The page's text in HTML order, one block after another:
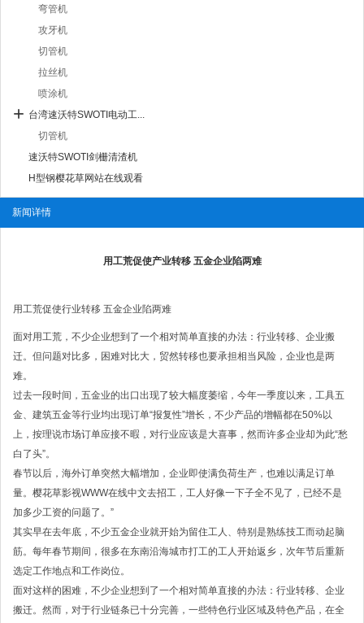
弯管机
攻牙机
切管机
拉丝机
喷涂机
台湾速沃特SWOTI电动工...
切管机
速沃特SWOTI剑栅清渣机
H型钢樱花草网站在线观看
新闻详情
用工荒促使产业转移 五金企业陷两难
用工荒促使行业转移 五金企业陷两难
面对用工荒，不少企业想到了一个相对简单直接的办法：行业转移、企业搬
迁。但问题对比多，困难对比大，贸然转移也要承担相当风险，企业也是两
难。
过去一段时间，五金业的出口出现了较大幅度萎缩，今年一季度以来，工具五
金、建筑五金等行业均出现订单“报复性”增长，不少产品的增幅都在50%以
上，按理说市场订单应接不暇，对行业应该是大喜事，然而许多企业却为此“愁
白了头”。
春节以后，海外订单突然大幅增加，企业即使满负荷生产，也难以满足订单
量。樱花草影视WWW在线中文去招工，工人好像一下子全不见了，已经不是
加多少工资的问题了。”
其实早在去年底，不少五金企业就开始为留住工人、特别是熟练技工而动起脑
筋。每年春节期间，很多在东南沿海城市打工的工人开始返乡，次年节后重新
选定工作地点和工作岗位。
面对这样的困难，不少企业想到了一个相对简单直接的办法：行业转移、企业
搬迁。然而，对于行业链条已十分完善，一些特色行业区域及特色产品，在全